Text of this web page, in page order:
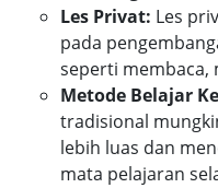
Les Privat: Les
pada
seperti membaca,
Metode Belajar
tradisional
lebih luas dan
mata pelajaran